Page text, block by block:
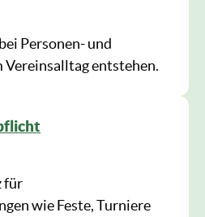
Personen- und
Vereinsalltag entstehen.
für
wie Feste, Turniere